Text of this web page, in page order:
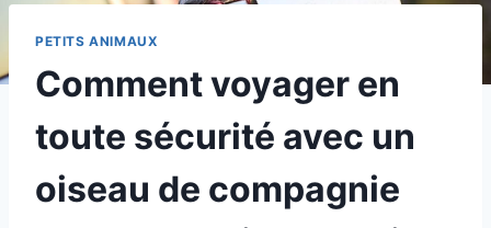
PETITS ANIMAUX
Comment voyager en
toute sécurité avec un
oiseau de compagnie